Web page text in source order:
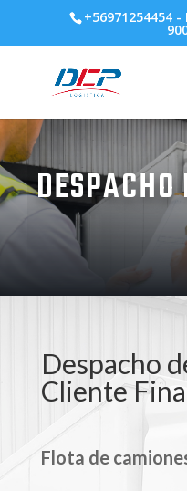
+56971254454-
DESPACHO
Despacho
Cliente
Flota de